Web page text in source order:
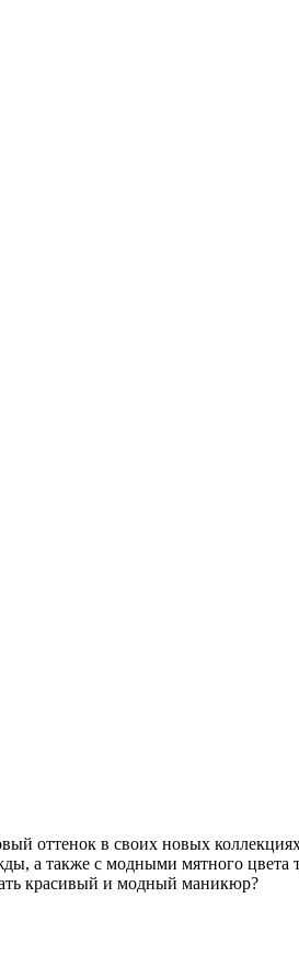
оттенок в своих новых
а также с модными мятного цвета
красивый и модный маникюр?